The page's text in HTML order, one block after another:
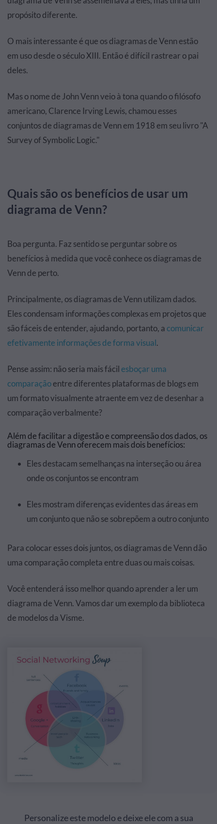
propósito diferente.
O mais interessante é que os diagramas de Venn estão
em uso desde o século XIII. Então é difícil rastrear o pai
deles.
Mas o nome de John Venn veio à tona quando o filósofo
americano, Clarence Irving Lewis, chamou esses
conjuntos de diagramas de Venn em 1918 em seu livro "A
Survey of Symbolic Logic."
Quais são os benefícios de usar um
diagrama de Venn?
Boa pergunta. Faz sentido se perguntar sobre os
benefícios à medida que você conhece os diagramas de
Venn de perto.
Principalmente, os diagramas de Venn utilizam dados.
Eles condensam informações complexas em projetos que
são fáceis de entender, ajudando, portanto, acomunicar
efetivamente informações de forma visual.
Pense assim: não seria mais fácilesboçar uma
comparaçãoentre diferentes plataformas de blogs em
um formato visualmente atraente em vez de desenhar a
comparação verbalmente?
Além de facilitar a digestão e compreensão dos dados, os
diagramas de Venn oferecem mais dois benefícios:
Eles destacam semelhanças na interseção ou área
onde os conjuntos se encontram
Eles mostram diferenças evidentes das áreas em
um conjunto que não se sobrepõem a outro conjunto
Para colocar esses dois juntos, os diagramas de Venn dão
uma comparação completa entre duas ou mais coisas.
Você entenderá isso melhor quando aprender a ler um
diagrama de Venn. Vamos dar um exemplo da biblioteca
de modelos da Visme.
Personalize este modelo e deixe ele com a sua